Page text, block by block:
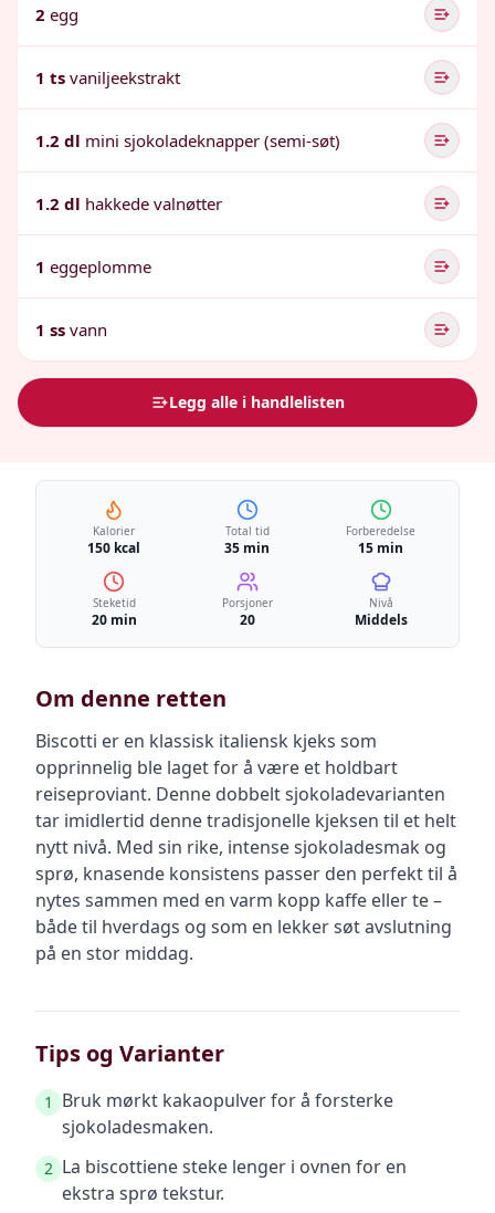
2 egg
1 ts vaniljeekstrakt
1.2 dl mini sjokoladeknapper (semi-søt)
1.2 dl hakkede valnøtter
1 eggeplomme
1 ss vann
Legg alle i handlelisten
Kalorier
150 kcal
Total tid
35 min
Forberedelse
15 min
Steketid
20 min
Porsjoner
20
Nivå
Middels
Om denne retten
Biscotti er en klassisk italiensk kjeks som
opprinnelig ble laget for å være et holdbart
reiseproviant. Denne dobbelt sjokoladevarianten
tar imidlertid denne tradisjonelle kjeksen til et helt
nytt nivå. Med sin rike, intense sjokoladesmak og
sprø, knasende konsistens passer den perfekt til å
nytes sammen med en varm kopp kaffe eller te –
både til hverdags og som en lekker søt avslutning
på en stor middag.
Tips og Varianter
1
Bruk mørkt kakaopulver for å forsterke
sjokoladesmaken.
2 La biscottiene steke lenger i ovnen for en
ekstra sprø tekstur.